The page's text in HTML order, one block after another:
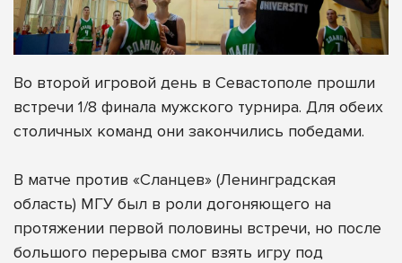
Во второй игровой день в Севастополе прошли
встречи 1/8 финала мужского турнира. Для обеих
столичных команд они закончились победами.
В матче против «Сланцев» (Ленинградская
область) МГУ был в роли догоняющего на
протяжении первой половины встречи, но после
большого перерыва смог взять игру под